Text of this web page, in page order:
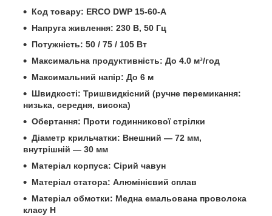
Код товару: ERCO DWP 15-60-A
Напруга живлення: 230 В, 50 Гц
Потужність: 50 / 75 / 105 Вт
Максимальна продуктивність: До 4.0 м³/год
Максимальний напір: До 6 м
Швидкості: Тришвидкісний (ручне перемикання:
низька, середня, висока)
Обертання: Проти годинникової стрілки
Діаметр крильчатки: Внешний — 72 мм,
внутрішній — 30 мм
Матеріал корпуса: Сірий чавун
Матеріал статора: Алюмінієвий сплав
Матеріал обмотки: Медна емальована проволока
класу H